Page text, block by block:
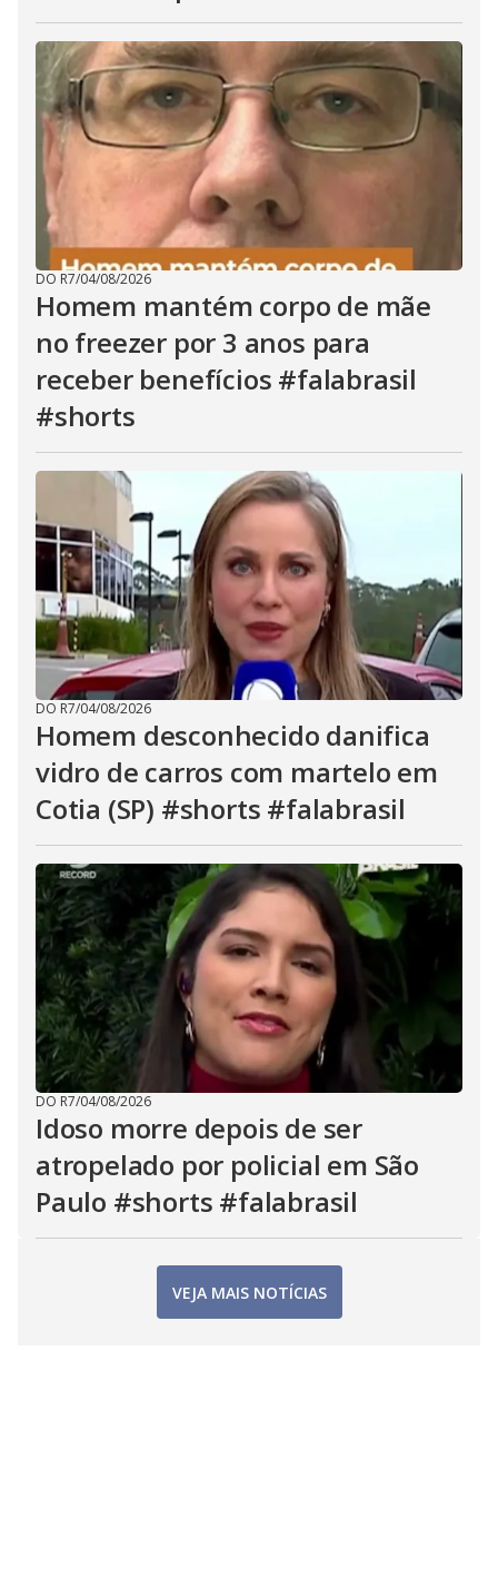
DO R7/04/08/2026
Homem mantém corpo de mãe
no freezer por 3 anos para
receber benefícios #falabrasil
#shorts
DO R7/04/08/2026
Homem desconhecido danifica
vidro de carros com martelo em
Cotia (SP) #shorts #falabrasil
DO R7/04/08/2026
Idoso morre depois de ser
atropelado por policial em São
Paulo #shorts #falabrasil
VEJA MAIS NOTÍCIAS